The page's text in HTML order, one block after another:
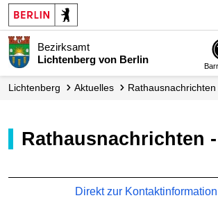
Bezirksamt
Lichtenberg von Berlin
Lichtenberg Aktuelles Rathaus­nachrichten
Rathausnachrichten
Direkt zur